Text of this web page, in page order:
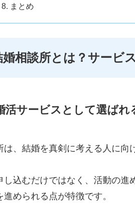
まとめ
相談所とは？サービ
活サービスとして選ばれ
、結婚を真剣に考える人に向
し込むだけではなく、活動の
められる点が特徴です。